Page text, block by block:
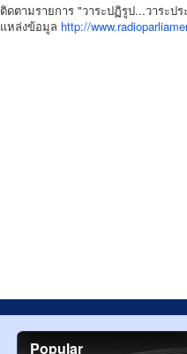
ติดตามรายการ "วาระปฏิรูป...วาระป
แหล่งข้อมูล http://
Popular